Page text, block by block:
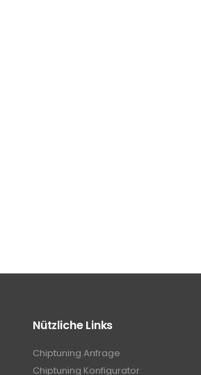
Nützliche Links
Chiptuning Anfrage
Chiptuning Konfigurator